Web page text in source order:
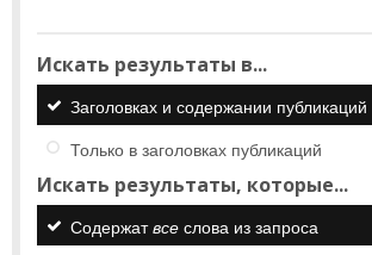
Искать результаты в...
Заголовках и содержании публикаций
Только в заголовках публикаций
Искать результаты, которые...
Содержатвсе слова из запроса